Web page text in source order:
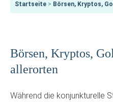
Startseite > Börsen, Kryptos,
Börsen, Kryptos,
allerorten
Während die konjunkturelle